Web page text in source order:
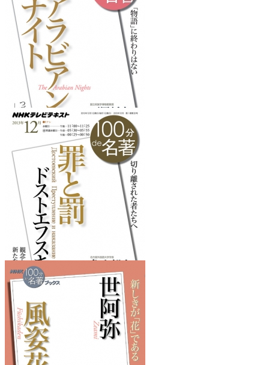
『おくのほそ道』
を読みたくなるフレーズ
『アラビアンナイト』
を読みたくなるフレーズ
『罪と罰』
を読みたくなるフレーズ